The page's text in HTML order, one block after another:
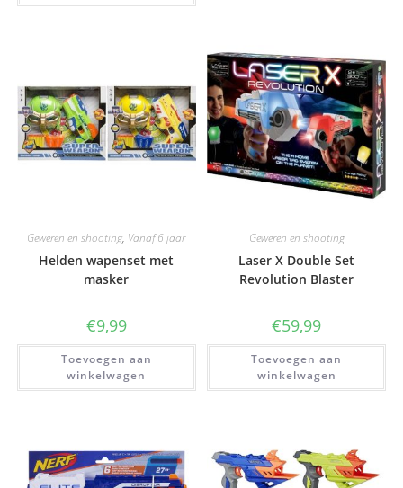
Geweren en shooting, Vanaf 6 jaar
Helden wapenset met
masker
€9,99
Toevoegen aan
winkelwagen
Geweren en shooting
Laser X Double Set
Revolution Blaster
€59,99
Toevoegen aan
winkelwagen